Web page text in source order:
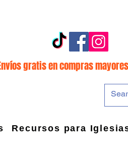
gratis en compras
Recursos para